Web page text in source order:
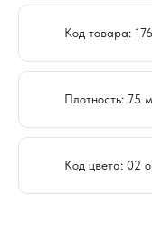
Код товара:
Плотность: 75
Код цвета: 02